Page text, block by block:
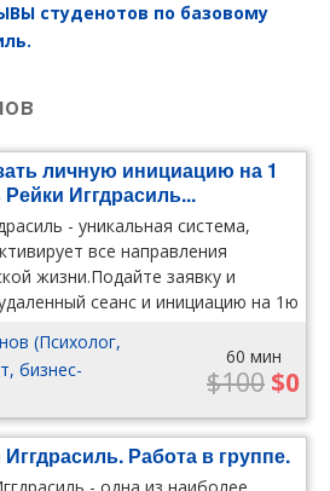
студенотов по базовому
личную инициацию на 1
Иггдрасиль...
- уникальная система,
все направления
жизни.Подайте заявку и
сеанс и инициацию на 1ю
(Психолог,
бизнес-
60 мин
$100 $0
Работа в группе.